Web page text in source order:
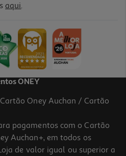
Galaxy 10 Folhas
online
aqui.
ONEY
Oney Auchan / Cartão
pagamentos com o Cartão
Auchan+, em todos os
de valor igual ou superior a